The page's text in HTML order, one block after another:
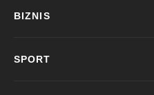
BIZNIS
SPORT